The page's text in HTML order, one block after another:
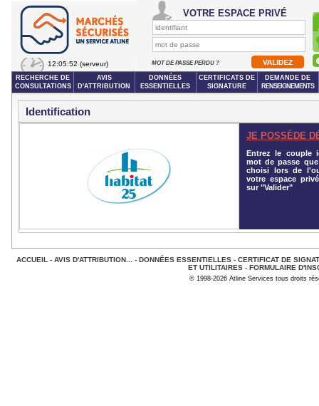
12:05:52 (serveur)
VOTRE ESPACE PRIVÉ
MOT DE PASSE PERDU ?
RECHERCHE DE
CONSULTATIONS
AVIS
D'ATTRIBUTION
DONNÉES
ESSENTIELLES
CERTIFICATS DE
SIGNATURE
DEMANDE DE
RENSEIGNEMENTS
Identification
JE POSSÈDE
Entrez le couple
mot de passe
choisi lors de
votre espace
sur "Valider"
ACCUEIL - AVIS D'ATTRIBUTION... - DONNÉES ESSENTIELLES- CERTIFICAT DE
ET UTILITAIRES - FORMULAIRE
© 1998-2026 Atline Services tous droits